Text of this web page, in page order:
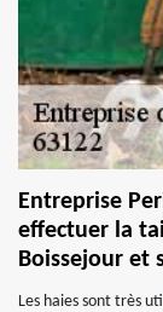
Entreprise
effectuer la
Boissejour et
Les haies sont très